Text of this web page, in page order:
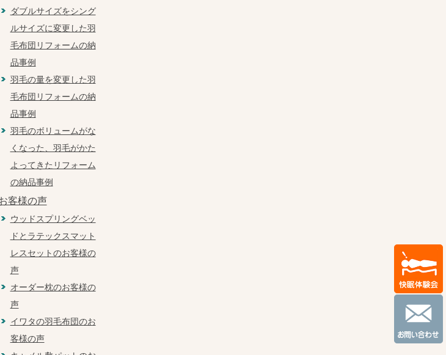
ダブルサイズをシング
ルサイズに変更した羽
毛布団リフォームの納
品事例
羽毛の量を変更した羽
毛布団リフォームの納
品事例
羽毛のボリュームがな
くなった、羽毛がかた
よってきたリフォーム
の納品事例
客様の声
ウッドスプリングベッ
ドとラテックスマット
レスセットのお客様の
声
オーダー枕のお客様の
声
イワタの羽毛布団のお
客様の声